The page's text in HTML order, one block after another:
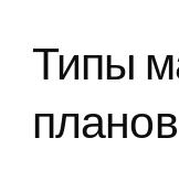
Типы
планов